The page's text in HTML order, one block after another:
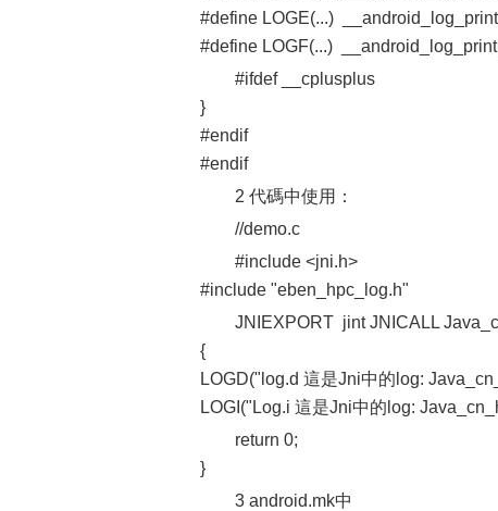
#define LOGE(...)
#define LOGF(...)
#ifdef __cplusplus
}
#endif
#endif
2 代碼中使用：
//demo.c
#include <jni.h>
#include "eben_hpc_log.h"
JNIEXPORT jint JNICALL
{
LOGD("log.d 這是Jni中的log:
LOGI("Log.i 這是Jni中的log:
return 0;
}
3 android.mk中